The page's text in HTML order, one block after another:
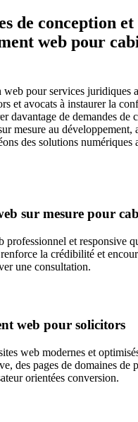
de conception et
web pour
pour services juridiques
et avocats à instaurer la
davantage de demandes de
mesure au développement,
des solutions numériques
sur mesure pour
professionnel et responsive
la crédibilité et
une consultation.
web pour solicitors
web modernes et
des pages de domaines de
orientées conversion.